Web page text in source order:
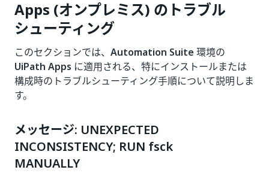
Apps (オンプレミス) のトラブル
シューティング
このセクションでは、 Automation Suite 環境の
UiPath Apps に適用される、特にインストールまたは
構成時のトラブルシューティング手順について説明しま
す。
メッセージ: UNEXPECTED
INCONSISTENCY; RUN fsck
MANUALLY